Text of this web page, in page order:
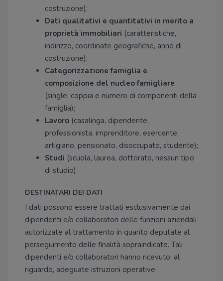
costruzione);
Dati qualitativi e quantitativi in merito a
proprietà immobiliari (caratteristiche,
indirizzo, coordinate geografiche, anno di
costruzione);
Categorizzazione famiglia e
composizione del nucleo famigliare
(single, coppia e numero di componenti della
famiglia);
Lavoro (casalinga, dipendente,
professionista, imprenditore, esercente,
artigiano, pensionato, disoccupato, studente);
Studi (scuola, laurea, dottorato, nessun tipo
di studio).
DESTINATARI DEI DATI
I dati possono essere trattati esclusivamente dai
dipendenti e/o collaboratori delle funzioni aziendali
autorizzate al trattamento in quanto deputate al
perseguimento delle finalità sopraindicate. Tali
dipendenti e/o collaboratori hanno ricevuto, al
riguardo, adeguate istruzioni operative.